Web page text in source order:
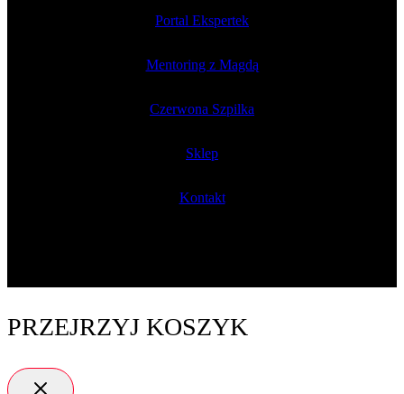
Portal Ekspertek
Mentoring z Magdą
Czerwona Szpilka
Sklep
Kontakt
PRZEJRZYJ KOSZYK